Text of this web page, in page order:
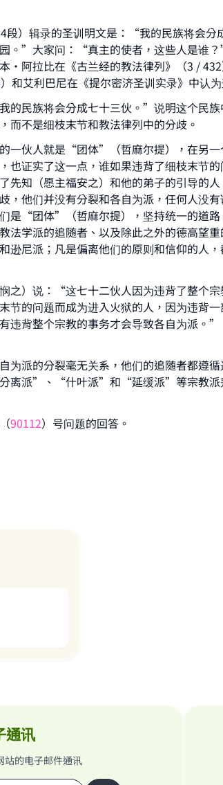
段）辑录的圣训明文是：“我的民族将会分
。”大家问：“真主的使者，这些人是谁
·阿拉比在《古兰经的教法律列》（3 /
和艾利巴尼在《提尔密济圣训实录》中认
的民族将会分成七十三伙。”说明这个民
而不是细枝末节和教法律列中的分歧。
一伙人就是“团体”（哲麻尔提），在另
也证实了这一点，谁如果违背了细枝末节
先知（愿主福安之）和他的弟子的引导的
，他们并没有分裂和各自为派，任何人没
是“团体”（哲麻尔提），坚持统一的道路
法学派的追随者、以及除此之外的德高望
逊尼派；凡是偏离他们的原则和信仰的人
之）说：“这七十二伙人因为违背了整个
节的问题而成为进入火狱的人，因为违背
违背整个宗教的事务才会导致各自为派。
为派的分裂毫无关系，他们的追随者都遵
离派”、“什叶派”和“延缓派”等宗教派
90112）号问题的回答。
通讯
的电子邮件通讯
on millions of lives
contribution today
support is crucial for our mission.
The Prophet (ﷺ) said:
leads others to doing what is good will
same reward as those who do it."
Support IslamQA